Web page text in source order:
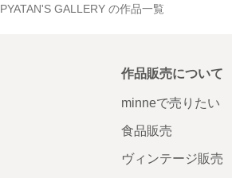
PYATAN'S GALLERY の作品一覧
作品販売について
minneで売りたい
食品販売
ヴィンテージ販売